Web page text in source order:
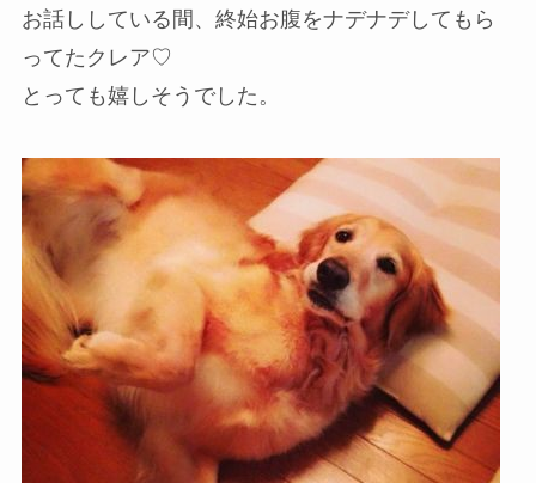
お話ししている間、終始お腹をナデナデしてもら
ってたクレア♡
とっても嬉しそうでした。